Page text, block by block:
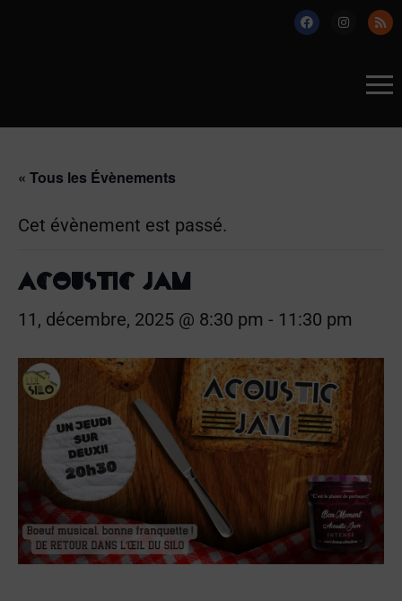
« Tous les Évènements
Cet évènement est passé.
ACOUSTIC JAM
11, décembre, 2025 @ 8:30 pm - 11:30 pm